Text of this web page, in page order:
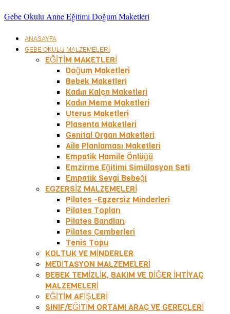
Gebe Okulu Anne Eğitimi Doğum Maketleri
ANASAYFA
GEBE OKULU MALZEMELERİ
EĞİTİM MAKETLERİ
Doğum Maketleri
Bebek Maketleri
Kadın Kalça Maketleri
Kadın Meme Maketleri
Uterus Maketleri
Plasenta Maketleri
Genital Organ Maketleri
Aile Planlaması Maketleri
Empatik Hamile Önlüğü
Emzirme Eğitimi Simülasyon Seti
Empatik Sevgi Bebeği
EGZERSİZ MALZEMELERİ
Pilates -Egzersiz Minderleri
Pilates Topları
Pilates Bandları
Pilates Çemberleri
Tenis Topu
KOLTUK VE MİNDERLER
MEDİTASYON MALZEMELERİ
BEBEK TEMİZLİK, BAKIM VE DİĞER İHTİYAÇ
MALZEMELERİ
EĞİTİM AFİŞLERİ
SINIF/EĞİTİM ORTAMI ARAÇ VE GEREÇLERİ